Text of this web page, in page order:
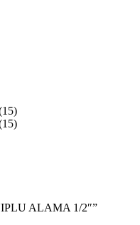
ALAMA 1/2″”